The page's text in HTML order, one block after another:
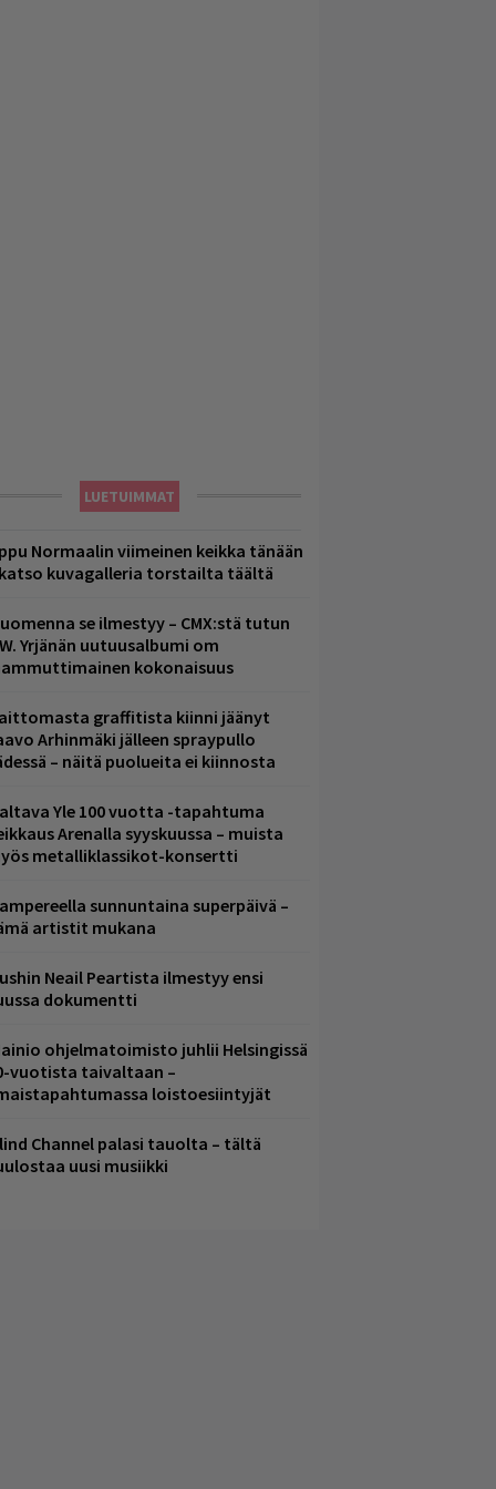
LUETUIMMAT
Normaalin viimeinen keikka tänään
kuvagalleria torstailta täältä
se ilmestyy – CMX:stä tutun
Yrjänän uutuusalbumi om
kokonaisuus
graffitista kiinni jäänyt
Arhinmäki jälleen spraypullo
– näitä puolueita ei kiinnosta
Yle 100 vuotta -tapahtuma
Arenalla syyskuussa – muista
metalliklassikot-konsertti
sunnuntaina superpäivä –
artistit mukana
Neail Peartista ilmestyy ensi
dokumentti
ohjelmatoimisto juhlii Helsingissä
vuotista taivaltaan –
loistoesiintyjät
Channel palasi tauolta – tältä
uusi musiikki